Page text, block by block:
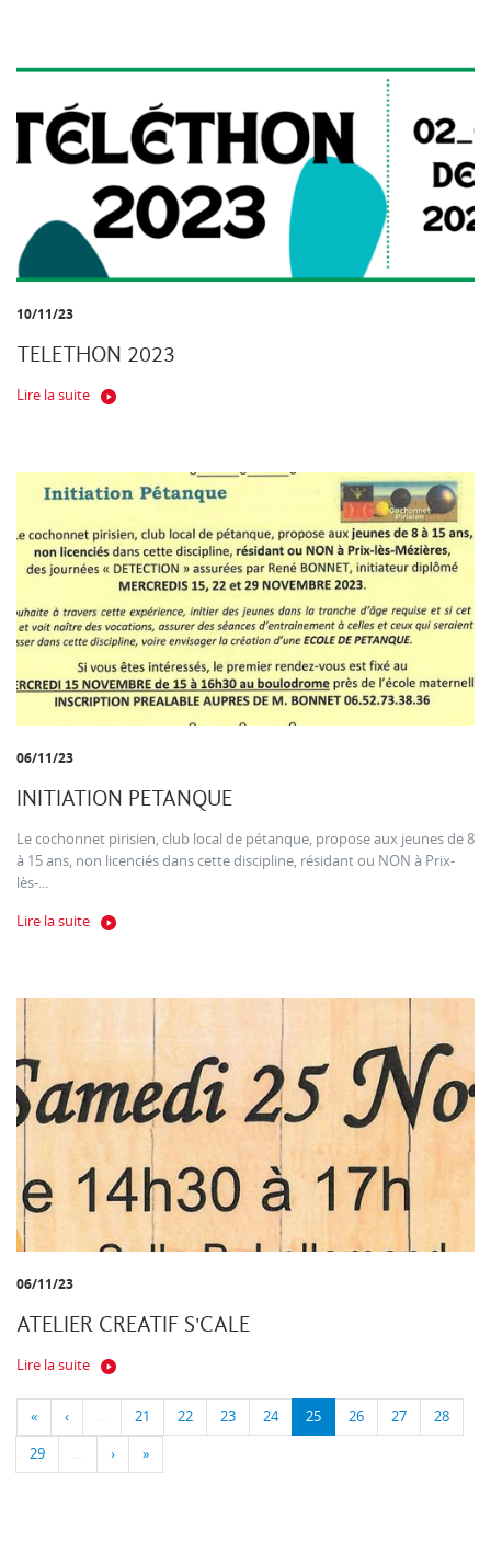
10/11/23
TELETHON 2023
Lire la suite
06/11/23
INITIATION PETANQUE
Le cochonnet pirisien, club local de pétanque, propose aux jeunes de 8
à 15 ans, non licenciés dans cette discipline, résidant ou NON à Prix-
lès-...
Lire la suite
06/11/23
ATELIER CREATIF S'CALE
Lire la suite
« ‹ … 21 22 23 24 25 26 27 28
29 … › »